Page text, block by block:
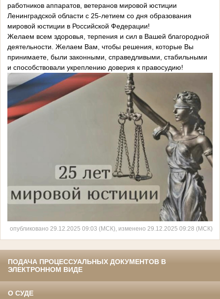
работников аппаратов, ветеранов мировой юстиции
Ленинградской области с 25-летием со дня образования
мировой юстиции в Российской Федерации!
Желаем всем здоровья, терпения и сил в Вашей благородной
деятельности. Желаем Вам, чтобы решения, которые Вы
принимаете, были законными, справедливыми, стабильными
и способствовали укреплению доверия к правосудию!
опубликовано 29.12.2025 09:03 (МСК), изменено 29.12.2025 09:28 (МСК)
ПОДАЧА ПРОЦЕССУАЛЬНЫХ ДОКУМЕНТОВ В
ЭЛЕКТРОННОМ ВИДЕ
О СУДЕ